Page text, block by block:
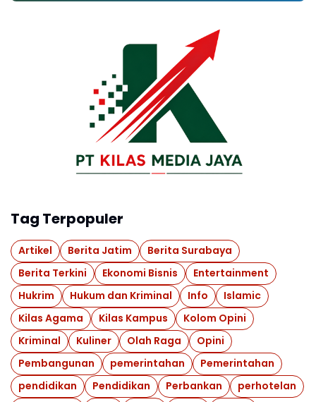
Tag Terpopuler
Artikel Berita Jatim
Berita Surabaya
Berita Terkini
Ekonomi Bisnis
Entertainment
Hukrim
Hukum dan Kriminal Info
Islamic
Kilas Agama
Kilas Kampus
Kolom Opini
Kriminal
Kuliner Olah Raga
Opini
Pembangunan
pemerintahan
Pemerintahan
pendidikan
Pendidikan Perbankan
perhotelan